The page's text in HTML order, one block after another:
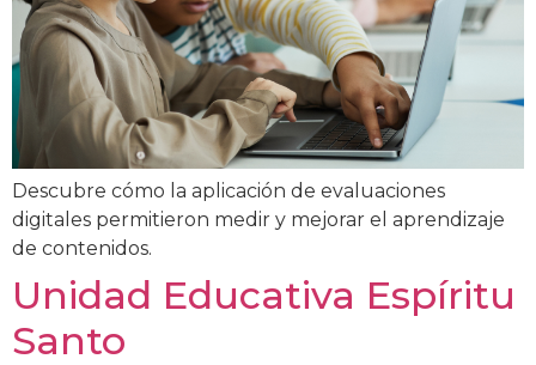
Descubre cómo la aplicación de evaluaciones
digitales permitieron medir y mejorar el aprendizaje
de contenidos.
Unidad Educativa Espíritu
Santo